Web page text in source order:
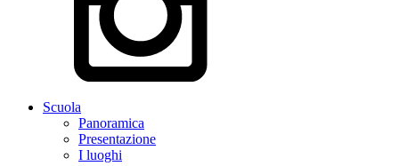
Scuola
Panoramica
Presentazione
I luoghi